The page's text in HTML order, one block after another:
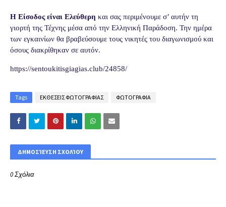
Η Είσοδος είναι Ελεύθερη και σας περιμένουμε σ’ αυτήν τη
γιορτή της Τέχνης μέσα από την Ελληνική Παράδοση. Την ημέρα
των εγκαινίων θα βραβεύσουμε τους νικητές του διαγωνισμού και
όσους διακρίθηκαν σε αυτόν.
https://sentoukitisgiagias.club/24858/
Tags ΕΚΘΕΣΕΙΣ ΦΩΤΟΓΡΑΦΙΑΣ ΦΩΤΟΓΡΑΦΙΑ
ΔΗΜΟΣΊΕΥΣΗ ΣΧΟΛΊΟΥ
0 Σχόλια